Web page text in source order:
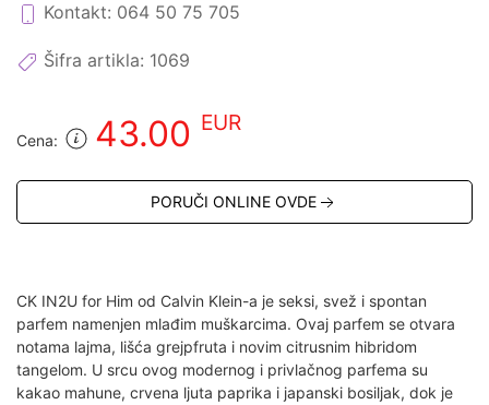
Kontakt: 064 50 75 705
Šifra artikla: 1069
Cena: 43.00 EUR
PORUČI ONLINE OVDE
CK IN2U for Him od Calvin Klein-a je seksi, svež i spontan
parfem namenjen mlađim muškarcima. Ovaj parfem se otvara
notama lajma, lišća grejpfruta i novim citrusnim hibridom
tangelom. U srcu ovog modernog i privlačnog parfema su
kakao mahune, crvena ljuta paprika i japanski bosiljak, dok je